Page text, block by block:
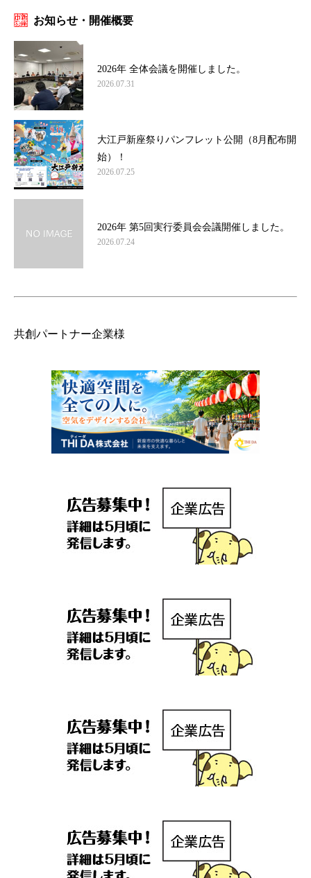
お知らせ・開催概要
2026年 全体会議を開催しました。
2026.07.31
大江戸新座祭りパンフレット公開（8月配布開
始）！
2026.07.25
2026年 第5回実行委員会会議開催しました。
2026.07.24
共創パートナー企業様